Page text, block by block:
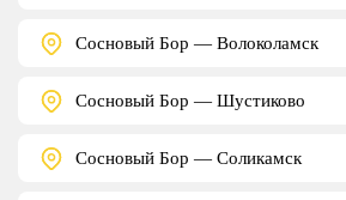
Сосновый Бор — Волоколамск
Сосновый Бор — Шустиково
Сосновый Бор — Соликамск